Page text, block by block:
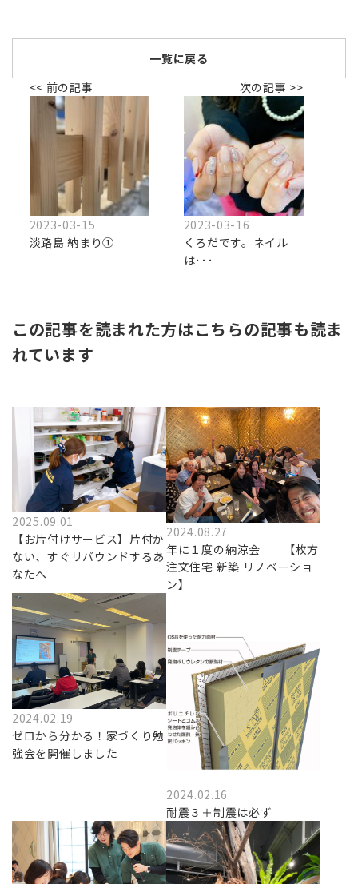
<< 前の記事
2023-03-15
淡路島 納まり①
一覧に戻る
次の記事 >>
2023-03-16
くろだです。ネイル
は･･･
この記事を読まれた方はこちらの記事も読ま
れています
2025.09.01
【お片付けサービス】片付か
ない、すぐリバウンドするあ
なたへ
2024.08.27
年に１度の納涼会 【枚方
注文住宅 新築 リノベーショ
ン】
2024.02.19
ゼロから分かる！家づくり勉
強会を開催しました
2024.02.16
耐震３＋制震は必ず